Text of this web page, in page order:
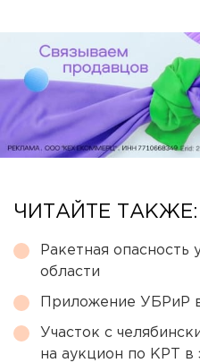
ЧИТАЙТЕ ТАКЖЕ:
Ракетная опасность
области
Приложение УБРиР
Участок с
на аукцион по КРТ в